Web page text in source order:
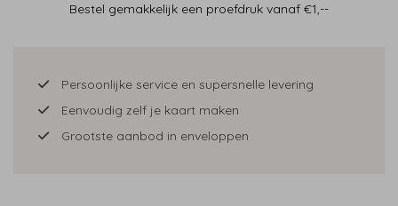
Bestel gemakkelijk een proefdruk vanaf €1,--
Persoonlijke service en supersnelle levering
Eenvoudig zelf je kaart maken
Grootste aanbod in enveloppen